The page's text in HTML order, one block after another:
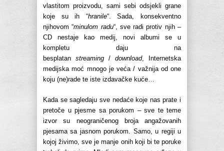
vlastitom proizvodu, sami sebi odsjekli grane
koje su ih “hranile“. Sada, konsekventno
njihovom “minulom radu“, sve radi protiv njih –
CD nestaje kao medij, novi albumi se u
kompletu daju na
besplatan streaming / download, Internetska
medijska moć mnogo je veća / važnija od one
koju (ne)rade te iste izdavačke kuće…
Kada se sagledaju sve nedaće koje nas prate i
pretoče u pjesme sa porukom – sve te teme
izvor su neograničenog broja angažovanih
pjesama sa jasnom porukom. Samo, u regiji u
kojoj živimo, sve je manje onih koji bi te poruke